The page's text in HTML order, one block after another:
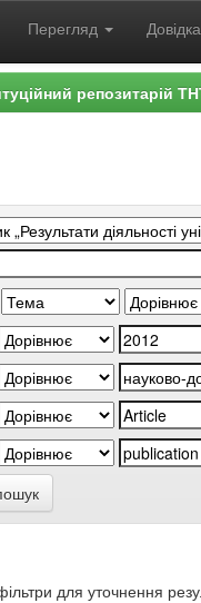
Перегляд Довідка
репозитарій
для уточнення